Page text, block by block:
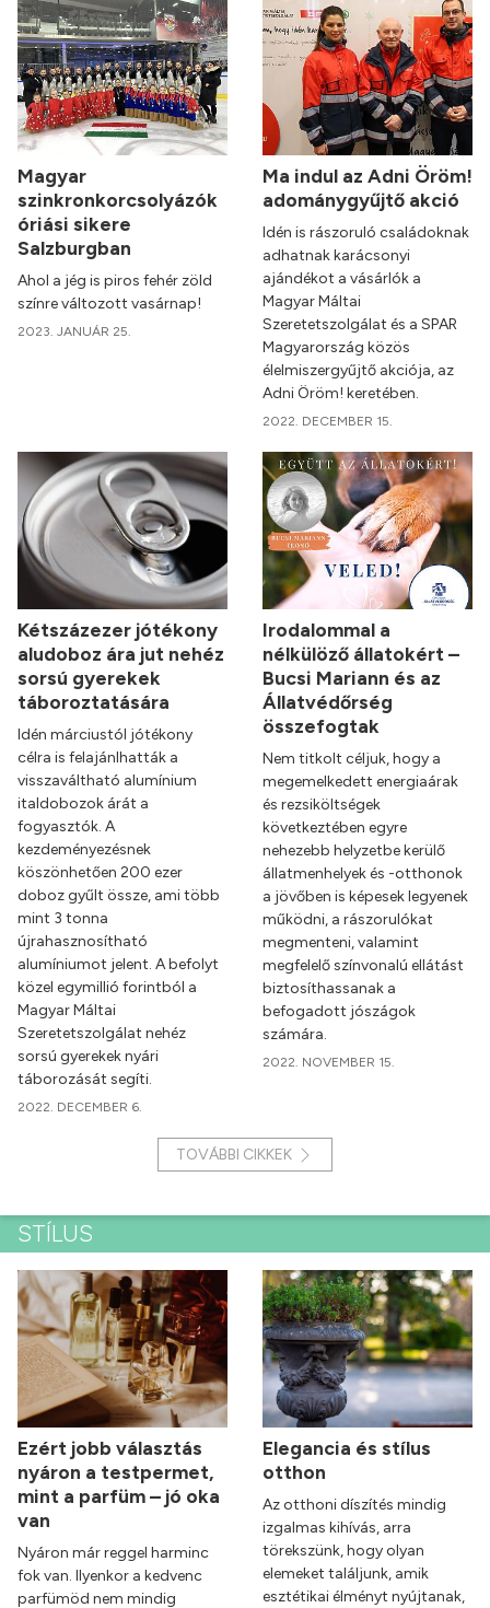
Magyar
szinkronkorcsolyázók
óriási sikere
Salzburgban
Ahol a jég is piros fehér zöld
színre változott vasárnap!
2023. JANUÁR 25.
Ma indul az Adni Öröm!
adománygyűjtő akció
Idén is rászoruló családoknak
adhatnak karácsonyi
ajándékot a vásárlók a
Magyar Máltai
Szeretetszolgálat és a SPAR
Magyarország közös
élelmiszergyűjtő akciója, az
Adni Öröm! keretében.
2022. DECEMBER 15.
Kétszázezer jótékony
aludoboz ára jut nehéz
sorsú gyerekek
táboroztatására
Idén márciustól jótékony
célra is felajánlhatták a
visszaváltható alumínium
italdobozok árát a
fogyasztók. A
kezdeményezésnek
köszönhetően 200 ezer
doboz gyűlt össze, ami több
mint 3 tonna
újrahasznosítható
alumíniumot jelent. A befolyt
közel egymillió forintból a
Magyar Máltai
Szeretetszolgálat nehéz
sorsú gyerekek nyári
táborozását segíti.
2022. DECEMBER 6.
Irodalommal a
nélkülöző állatokért –
Bucsi Mariann és az
Állatvédőrség
összefogtak
Nem titkolt céljuk, hogy a
megemelkedett energiaárak
és rezsiköltségek
következtében egyre
nehezebb helyzetbe kerülő
állatmenhelyek és -otthonok
a jövőben is képesek legyenek
működni, a rászorulókat
megmenteni, valamint
megfelelő színvonalú ellátást
biztosíthassanak a
befogadott jószágok
számára.
2022. NOVEMBER 15.
TOVÁBBI CIKKEK
STÍLUS
Ezért jobb választás
nyáron a testpermet,
mint a parfüm – jó oka
van
Nyáron már reggel harminc
fok van. Ilyenkor a kedvenc
parfümöd nem mindig
Elegancia és stílus
otthon
Az otthoni díszítés mindig
izgalmas kihívás, arra
törekszünk, hogy olyan
elemeket találjunk, amik
esztétikai élményt nyújtanak,